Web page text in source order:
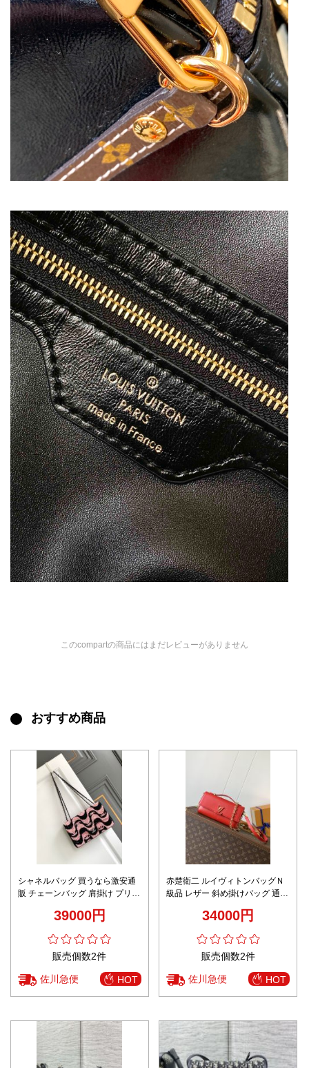
このcompartの商品にはまだレビューがありません
おすすめ商品
シャネルバッグ 買うなら激安通
販 チェーンバッグ 肩掛け プリン
39000円
販売個数2件
佐川急便 HOT
赤楚衛二 ルイヴィトンバッグＮ
級品 レザー 斜め掛けバッグ 通勤
34000円
販売個数2件
佐川急便 HOT